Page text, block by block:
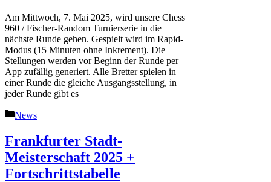
Am Mittwoch, 7. Mai 2025, wird unsere Chess
960 / Fischer-Random Turnierserie in die
nächste Runde gehen. Gespielt wird im Rapid-
Modus (15 Minuten ohne Inkrement). Die
Stellungen werden vor Beginn der Runde per
App zufällig generiert. Alle Bretter spielen in
einer Runde die gleiche Ausgangsstellung, in
jeder Runde gibt es
Kategorien
News
Frankfurter Stadt-
Meisterschaft 2025 +
Fortschrittstabelle